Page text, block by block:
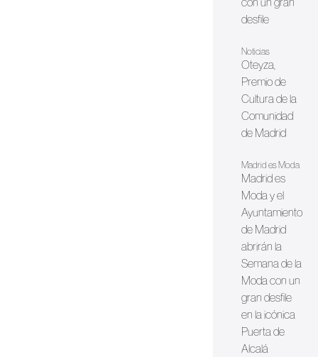
desfile
Noticias
Oteyza,
Premio de
Cultura de la
Comunidad
de Madrid
Madrid es Moda
Madrid es
Moda y el
Ayuntamiento
de Madrid
abrirán la
Semana de la
Moda con un
gran desfile
en la icónica
Puerta de
Alcalá